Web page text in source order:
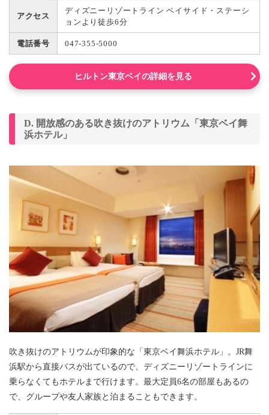
アクセス
ディズニーリゾートライン ベイサイド・ステーシ
ョンより徒歩6分
電話番号 047-355-5000
ヒルトン東京ベイの詳細を見る
D. 開放感のある吹き抜けのアトリウム「東京ベイ舞
浜ホテル」
吹き抜けのアトリウムが印象的な「東京ベイ舞浜ホテル」。JR舞
浜駅から直接バスが出ているので、ディズニーリゾートラインに
乗らなくてもホテルまで行けます。最大定員6名の部屋もあるの
で、グループや友人家族と泊まることもできます。